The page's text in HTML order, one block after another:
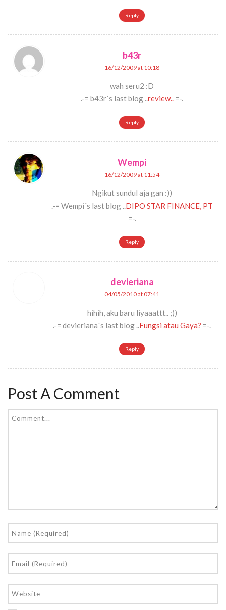
Reply
b43r
16/12/2009 at 10:18
wah seru2 :D
.-= b43r´s last blog .. review.. =-.
Reply
Wempi
16/12/2009 at 11:54
Ngikut sundul aja gan :))
.-= Wempi´s last blog .. DIPO STAR FINANCE, PT
=-.
Reply
devieriana
04/05/2010 at 07:41
hihih, aku baru liyaaattt.. ;))
.-= devieriana´s last blog .. Fungsi atau Gaya? =-.
Reply
Post A Comment